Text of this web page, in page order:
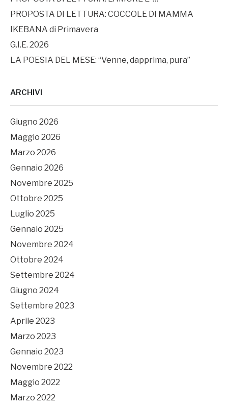
PROPOSTA DI LETTURA: COCCOLE DI MAMMA
IKEBANA di Primavera
G.I.E. 2026
LA POESIA DEL MESE: “Venne, dapprima, pura”
ARCHIVI
Giugno 2026
Maggio 2026
Marzo 2026
Gennaio 2026
Novembre 2025
Ottobre 2025
Luglio 2025
Gennaio 2025
Novembre 2024
Ottobre 2024
Settembre 2024
Giugno 2024
Settembre 2023
Aprile 2023
Marzo 2023
Gennaio 2023
Novembre 2022
Maggio 2022
Marzo 2022